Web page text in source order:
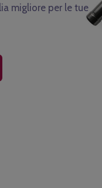
migliore per le tue